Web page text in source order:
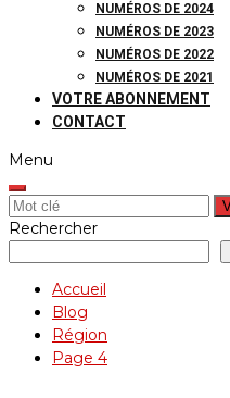
NUMÉROS DE 2024
NUMÉROS DE 2023
NUMÉROS DE 2022
NUMÉROS DE 2021
VOTRE ABONNEMENT
CONTACT
Menu
Rechercher:
Rechercher
Accueil
Blog
Région
Page 4